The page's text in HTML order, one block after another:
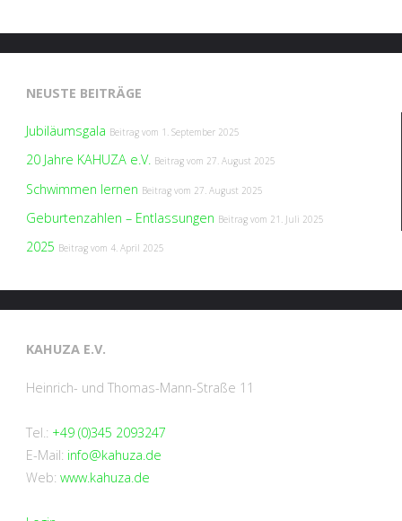
NEUSTE BEITRÄGE
Jubiläumsgala Beitrag vom 1. September 2025
20 Jahre KAHUZA e.V. Beitrag vom 27. August 2025
Schwimmen lernen Beitrag vom 27. August 2025
Geburtenzahlen – Entlassungen Beitrag vom 21. Juli 2025
2025 Beitrag vom 4. April 2025
KAHUZA E.V.
Heinrich- und Thomas-Mann-Straße 11
Tel.: +49 (0)345 2093247
E-Mail: info@kahuza.de
Web: www.kahuza.de